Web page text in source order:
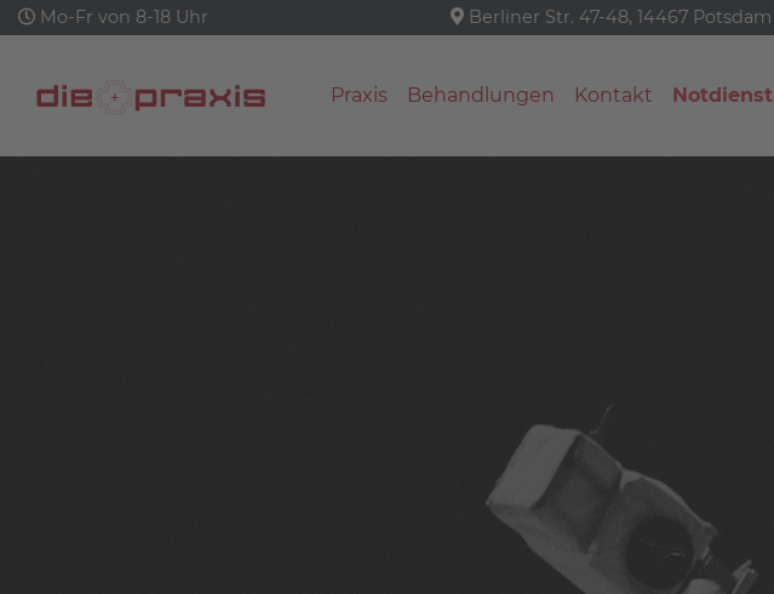
Mo-Fr von 8-18 Uhr Berliner Str. 47-48, 14467 Potsdam
Praxis Behandlungen Kontakt Notdienst